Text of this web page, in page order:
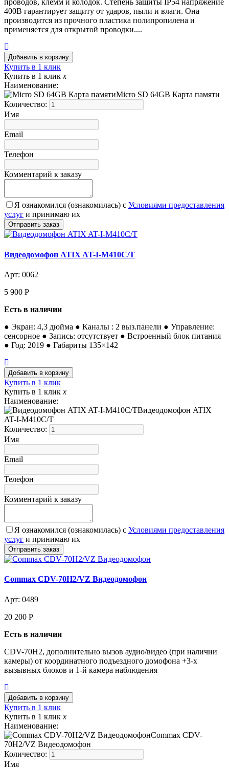
проводов, клемм и колодок. Степень защиты IP54 напряжение
400В гарантирует защиту от ударов, пыли и влаги. Она
производится из прочного пластика полипропилена и
применяется для открытой проводки....
Купить в 1 клик
Купить в 1 клик x
Наименование:
Micro SD 64GB Карта памяти
Количество:
Имя
Email
Телефон
Комментарий к заказу
Я ознакомился (ознакомилась) с Условиями предоставления
услуг и принимаю их
Видеодомофон ATIX AT-I-М410C/T
Арт: 0062
5 900 Р
Есть в наличии
● Экран: 4,3 дюйма ● Каналы : 2 выз.панели ● Управление:
сенсорное ● Запись: отсутствует ● Встроенный блок питания
● Год: 2019 ● Габариты 135×142
Купить в 1 клик
Купить в 1 клик x
Наименование:
Видеодомофон ATIX
AT-I-М410C/T
Количество:
Имя
Email
Телефон
Комментарий к заказу
Я ознакомился (ознакомилась) с Условиями предоставления
услуг и принимаю их
Commax CDV-70H2/VZ Видеодомофон
Арт: 0489
20 200 Р
Есть в наличии
CDV-70H2, дополнительно вызов аудио/видео (при наличии
камеры) от координатного подъездного домофона +3-х
вызывных блоков и 1-й камера наблюдения
Купить в 1 клик
Купить в 1 клик x
Наименование:
Commax CDV-
70H2/VZ Видеодомофон
Количество:
Имя